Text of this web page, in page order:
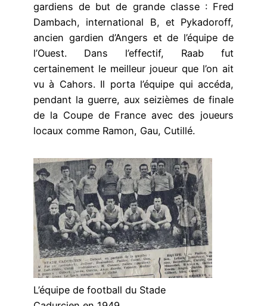
gardiens de but de grande classe : Fred
Dambach, international B, et Pykadoroff,
ancien gardien d’Angers et de l’équipe de
l’Ouest. Dans l’effectif, Raab fut
certainement le meilleur joueur que l’on ait
vu à Cahors. Il porta l’équipe qui accéda,
pendant la guerre, aux seizièmes de finale
de la Coupe de France avec des joueurs
locaux comme Ramon, Gau, Cutillé.
L’équipe de football du Stade